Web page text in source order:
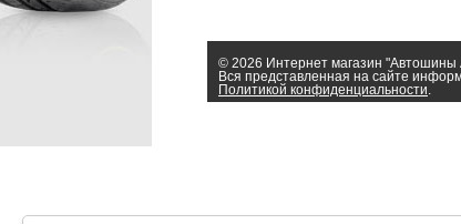
© 2026 Интернет магазин "Автошины
Вся представленная на сайте
Политикой конфиденциальности.